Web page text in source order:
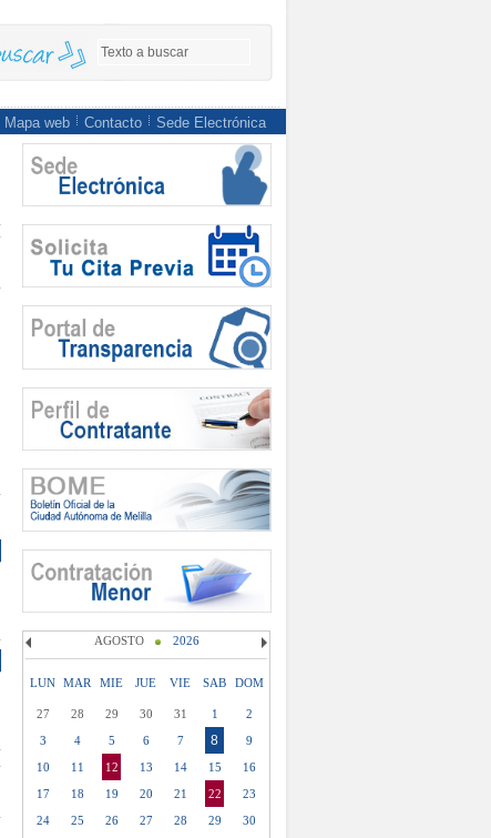
Mapa web Contacto Sede Electrónica
AGOSTO 2026
LUN MAR MIE JUE VIE SAB DOM
27 28 29 30 31 1
2
3
4 5 6 7 8
9
10
11 12 13 14 15
16
17
18 19 20 21 22
23
24
25 26 27 28 29
30